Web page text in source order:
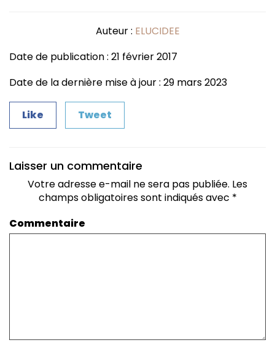
Auteur : ELUCIDEE
Date de publication : 21 février 2017
Date de la dernière mise à jour : 29 mars 2023
Like Tweet
Laisser un commentaire
Votre adresse e-mail ne sera pas publiée. Les
champs obligatoires sont indiqués avec *
Commentaire